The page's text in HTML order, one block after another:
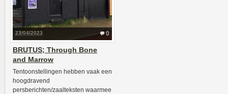
0
23/04/2023
BRUTUS; Through Bone
and Marrow
Tentoonstellingen hebben vaak een
hoogdravend
persberichten/zaalteksten waarmee